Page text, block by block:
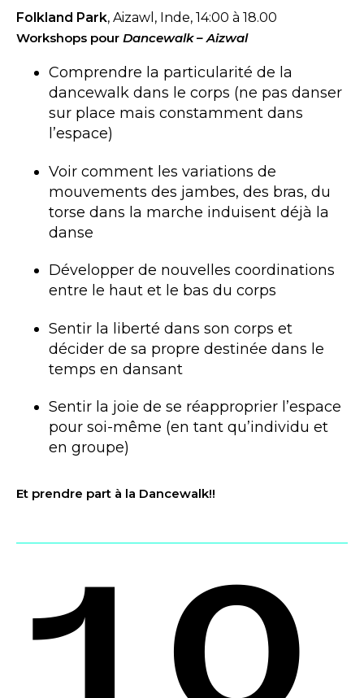
Folkland Park, Aizawl, Inde, 14:00 à 18.00
Workshops pour Dancewalk – Aizwal
Comprendre la particularité de la
dancewalk dans le corps (ne pas danser
sur place mais constamment dans
l’espace)
Voir comment les variations de
mouvements des jambes, des bras, du
torse dans la marche induisent déjà la
danse
Développer de nouvelles coordinations
entre le haut et le bas du corps
Sentir la liberté dans son corps et
décider de sa propre destinée dans le
temps en dansant
Sentir la joie de se réapproprier l’espace
pour soi-même (en tant qu’individu et
en groupe)
Et prendre part à la Dancewalk!!